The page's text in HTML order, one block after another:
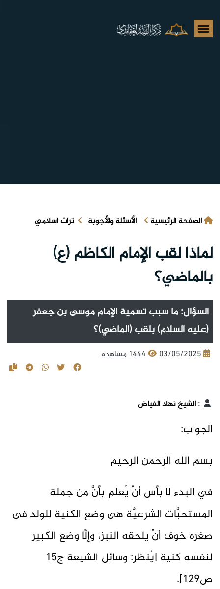
الصفحة الرئيسية الأسئلة والأجوبة تراث اسلامي
لماذا لقب الإمام الكاظم (ع)
بالماضي؟
السؤال: ما سبب تسمية الإمام موسى بن جعفر
(عليه السلام) بلقب (الماضي)؟
03/05/2025 1444 مشاهدة
:الشيخ نهاد الفياض
الجواب:
بسم الله الرحمن الرحيم
في البدء لا بأس أنْ يُعلم بأنَّ من جملة
المستحبَّات الشرعيَّة هي وضع الكنية للولد في
صغره خوف أنْ يلحقه النبز، وإلَّا وضع الكبير
لنفسه كنية [يُنظر: وسائل الشيعة ج15
ص129].